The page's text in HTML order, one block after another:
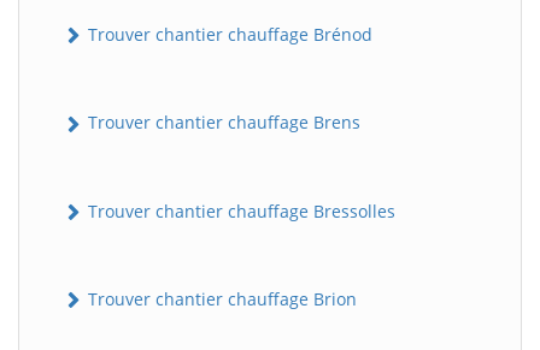
Trouver chantier chauffage Brénod
Trouver chantier chauffage Brens
Trouver chantier chauffage Bressolles
Trouver chantier chauffage Brion